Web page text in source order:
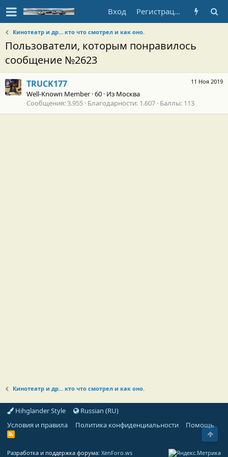
Вход Регистрация
Кинотеатр и др... кто что смотрел и как оно.
Пользователи, которым понравилось
сообщение №2623
11 Ноя 2019
TRUCK177
Well-Known Member ·60 · Из Москва
Сообщения 3.955 Благодарности 1.607 Баллы 113
Кинотеатр и др... кто что смотрел и как оно.
Hihglander Style
Russian (RU)
Условия и правила
Политика конфиденциальности Помощь
R
Разработка и поддержка форума: XenForo.ws